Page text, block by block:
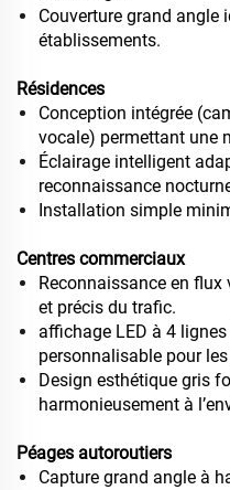
Couverture grand angle
établissements.
Résidences
Conception intégrée
vocale) permettant une
Éclairage intelligent
reconnaissance
Installation simple
Centres commerciaux
Reconnaissance en
et précis du trafic.
affichage LED à 4
personnalisable pour
Design esthétique gris
harmonieusement à
Péages autoroutiers
Capture grand angle à